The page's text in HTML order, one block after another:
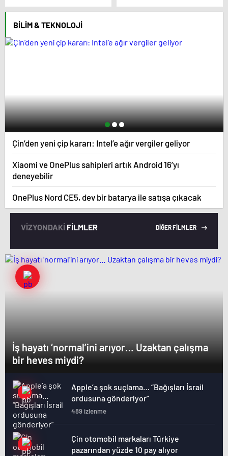
boşanma davasında
İnanoğlu’ndan duygu
BILIM & TEKNOLOJI
Çin’den yeni çip kararı: Intel’e ağır vergiler geliyor
Xiaomi ve OnePlus sahipleri artık Android 16’yı
deneyebilir
OnePlus Nord CE5, dev bir batarya ile satışa çıkacak
VİZYONDAKİ FİLMLER DİĞER FİLMLER
İş hayatı ‘normal’ini arıyor… Uzaktan çalışma
bir heves miydi?
Apple’a şok suçlama… “Bağışları İsrail
ordusuna gönderiyor”
489 izlenme
Çin otomobil markaları Türkiye
pazarından yüzde 10 pay alıyor